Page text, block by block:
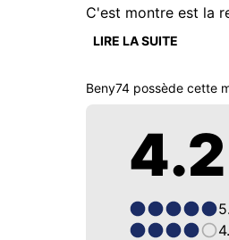
C'est montre est la
Cadran soleillé
Fond de boîte
Réserve de marche
Bracelet brossé
Elle se fait oublier
Le boîtier est en
LIRE LA SUITE
Beny74 possède cette
4.2